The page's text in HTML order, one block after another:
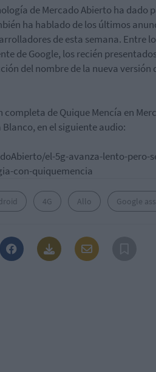
de Mercado Abierto ha dado
ha hablado de los últimos
de esta semana. Entre
de Google, los recién
del nombre de la nueva versión
de Quique Mencía en
en el siguiente audio:
el-5g-avanza-lento-pero-
con-quiquemencia
4G Allo Google